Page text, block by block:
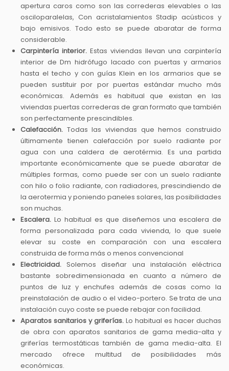
apertura caros como son las correderas elevables o las
osciloparalelas, Con acristalamientos Stadip acústicos y
bajo emisivos. Todo esto se puede abaratar de forma
considerable.
Carpintería interior. Estas viviendas llevan una carpintería
interior de Dm hidrófugo lacado con puertas y armarios
hasta el techo y con guías Klein en los armarios que se
pueden sustituir por por puertas estándar mucho más
económicas. Además es habitual que existan en las
viviendas puertas correderas de gran formato que también
son perfectamente prescindibles.
Calefacción. Todas las viviendas que hemos construido
últimamente tienen calefacción por suelo radiante por
agua con una caldera de aerotérmia. Es una partida
importante económicamente que se puede abaratar de
múltiples formas, como puede ser con un suelo radiante
con hilo o folio radiante, con radiadores, prescindiendo de
la aerotermia y poniendo paneles solares, las posibilidades
son muchas.
Escalera. Lo habitual es que diseñemos una escalera de
forma personalizada para cada vivienda, lo que suele
elevar su coste en comparación con una escalera
construida de forma más o menos convencional
Electricidad. Solemos diseñar una instalación eléctrica
bastante sobredimensionada en cuanto a número de
puntos de luz y enchufes además de cosas como la
preinstalación de audio o el video-portero. Se trata de una
instalación cuyo coste se puede rebajar con facilidad.
Aparatos sanitarios y griferías. Lo habitual es hacer duchas
de obra con aparatos sanitarios de gama media-alta y
griferías termostáticas también de gama media-alta. El
mercado ofrece multitud de posibilidades más
económicas.